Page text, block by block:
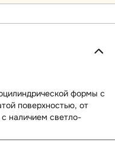
формы с
поверхностью, от
наличием светло-